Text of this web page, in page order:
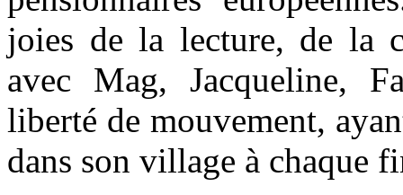
joies de la lecture, de la
avec Mag, Jacqueline,
liberté de mouvement,
dans son village à chaque